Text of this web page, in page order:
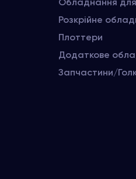
Розкрійне
Плоттери
Додаткове
Запчастини/